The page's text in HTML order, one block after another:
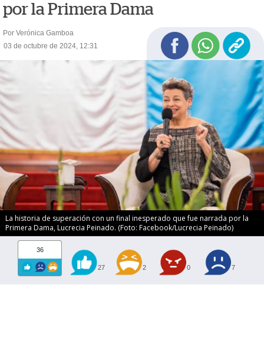
por la Primera Dama
Por Verónica Gamboa
03 de octubre de 2024, 12:31
La historia de superación con un final inesperado que fue narrada por la
Primera Dama, Lucrecia Peinado. (Foto: Facebook/Lucrecia Peinado)
36
27 2 0 7